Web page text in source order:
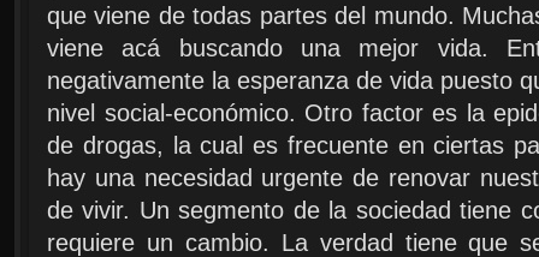
que viene de todas partes del mundo.
viene acá buscando una mejor vida.
negativamente la esperanza de vida puesto
nivel social-económico. Otro factor es la
de drogas, la cual es frecuente en ciertas
hay una necesidad urgente de renovar
de vivir. Un segmento de la sociedad tiene
requiere un cambio. La verdad tiene que